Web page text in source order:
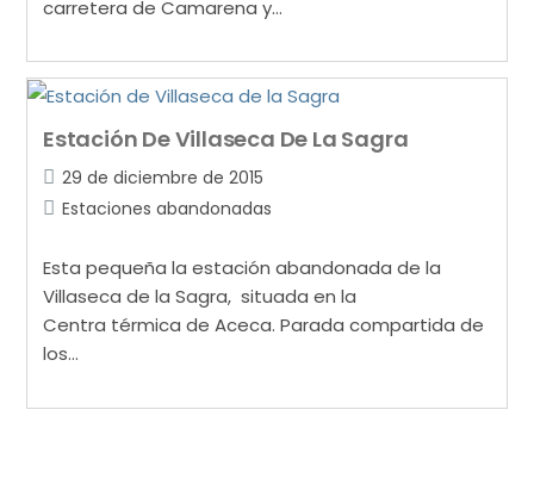
carretera de Camarena y…
Estación De Villaseca De La Sagra
29 de diciembre de 2015
Estaciones abandonadas
Esta pequeña la estación abandonada de la
Villaseca de la Sagra, situada en la
Centra térmica de Aceca. Parada compartida de
los…